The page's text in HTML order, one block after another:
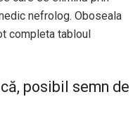
nefrolog. Oboseala
completa tabloul
posibil semn de